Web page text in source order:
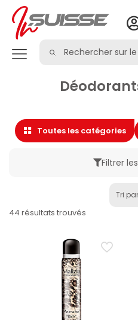
Toutes les catégories
Filtrer
Soin de la personne
Déodorants en spray
Déodorants roll-on
44 résultats trouvés